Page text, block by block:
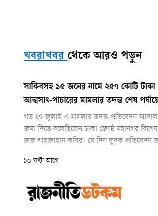
খবরাখবর থেকে আরও পড়ুন
সাকিবসহ ১৫ জনের নামে ২৫৭ কোটি টাকা
আত্মসাৎ-পাচারের মামলার তদন্ত শেষ
গত ২৭ জুলাই এ মামলার তদন্ত প্রতিবেদন
জমা দিতে বলেছিলেন ঢাকা জ্যেষ্ঠ মহানগর বিশেষ
জজ শাহজাহান কবির। সে দিন দুদক প্রতিবেদন
প্রতিবেদন জমার পরবর্তী দিন নির্ধারণ করে দেন।
১০ ঘণ্টা আগে